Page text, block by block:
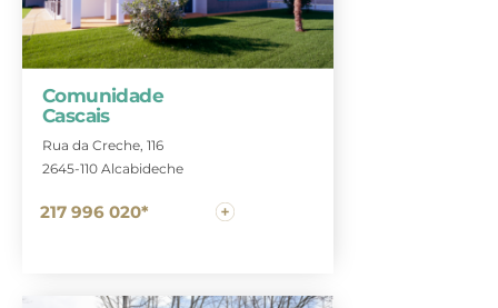
Comunidade
Cascais
Rua da Creche, 116
2645-110 Alcabideche
217 996 020*